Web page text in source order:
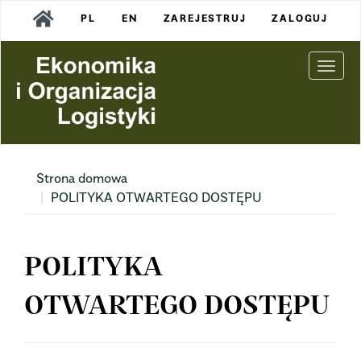
Main
Navigation
Content
Sidebar
PL EN ZAREJESTRUJ ZALOGUJ
Strona domowa
POLITYKA OTWARTEGO DOSTĘPU
POLITYKA
OTWARTEGO DOSTĘPU